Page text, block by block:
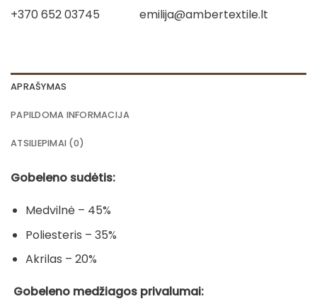
+370 652 03745
emilija@ambertextile.lt
APRAŠYMAS
PAPILDOMA INFORMACIJA
ATSILIEPIMAI (0)
Gobeleno sudėtis:
Medvilnė – 45%
Poliesteris – 35%
Akrilas – 20%
Gobeleno medžiagos privalumai: